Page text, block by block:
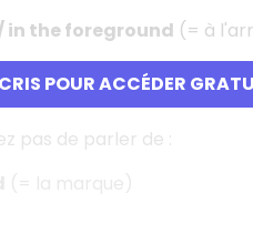
POUR ACCÉDER
in the foreground (= à
pas de parler de :